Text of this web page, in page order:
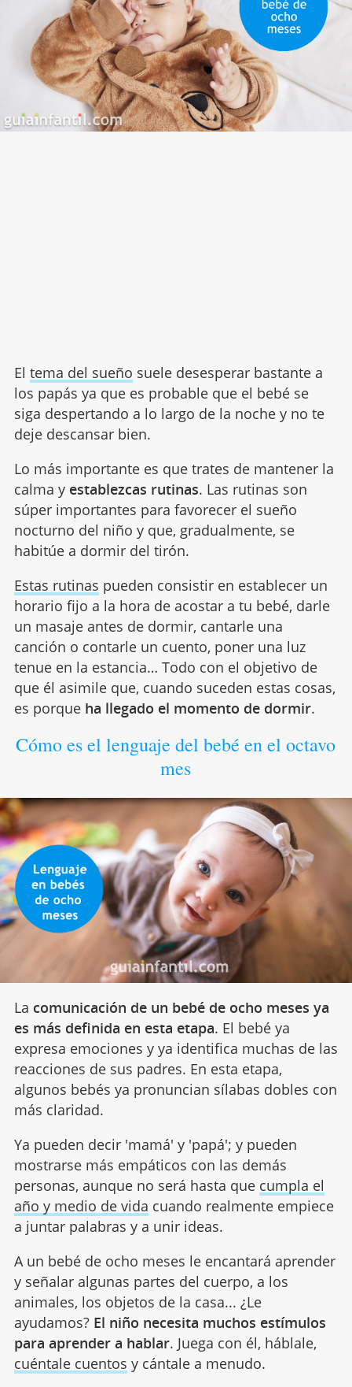
El tema del sueño suele desesperar bastante a
los papás ya que es probable que el bebé se
siga despertando a lo largo de la noche y no te
deje descansar bien.
Lo más importante es que trates de mantener la
calma y establezcas rutinas. Las rutinas son
súper importantes para favorecer el sueño
nocturno del niño y que, gradualmente, se
habitúe a dormir del tirón.
Estas rutinas pueden consistir en establecer un
horario fijo a la hora de acostar a tu bebé, darle
un masaje antes de dormir, cantarle una
canción o contarle un cuento, poner una luz
tenue en la estancia… Todo con el objetivo de
que él asimile que, cuando suceden estas cosas,
es porque ha llegado el momento de dormir.
Cómo es el lenguaje del bebé en el octavo
mes
La comunicación de un bebé de ocho meses ya
es más definida en esta etapa. El bebé ya
expresa emociones y ya identifica muchas de las
reacciones de sus padres. En esta etapa,
algunos bebés ya pronuncian sílabas dobles con
más claridad.
Ya pueden decir 'mamá' y 'papá'; y pueden
mostrarse más empáticos con las demás
personas, aunque no será hasta que cumpla el
año y medio de vida cuando realmente empiece
a juntar palabras y a unir ideas.
A un bebé de ocho meses le encantará aprender
y señalar algunas partes del cuerpo, a los
animales, los objetos de la casa... ¿Le
ayudamos? El niño necesita muchos estímulos
para aprender a hablar. Juega con él, háblale,
cuéntale cuentos y cántale a menudo.